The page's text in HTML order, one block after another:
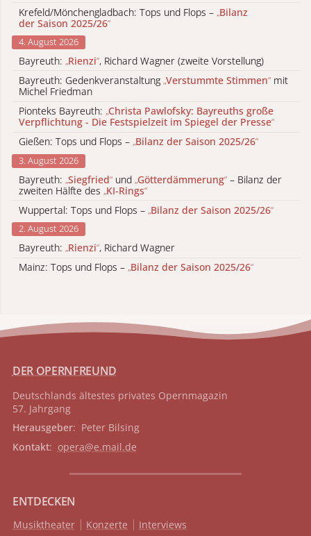
Krefeld/Mönchengladbach: Tops und Flops – „Bilanz
der Saison 2025/26“
4. August 2026
Bayreuth: „Rienzi“, Richard Wagner (zweite Vorstellung)
Bayreuth: Gedenkveranstaltung „Verstummte Stimmen“ mit
Michel Friedman
Pionteks Bayreuth: „Christa Pawlofsky: Bayreuths große
Verpflichtung - Die Festspielzeit im Spiegel der Presse“
Gießen: Tops und Flops – „Bilanz der Saison 2025/26“
3. August 2026
Bayreuth: „Siegfried“ und „Götterdämmerung“ – Bilanz der
zweiten Hälfte des „KI-Rings“
Wuppertal: Tops und Flops – „Bilanz der Saison 2025/26“
2. August 2026
Bayreuth: „Rienzi“, Richard Wagner
Mainz: Tops und Flops – „Bilanz der Saison 2025/26“
DER OPERNFREUND
Deutschlands ältestes privates Opernmagazin
57. Jahrgang
Herausgeber: Peter Bilsing
Kontakt: opera@e.mail.de
ENTDECKEN
Musiktheater Konzerte Interviews